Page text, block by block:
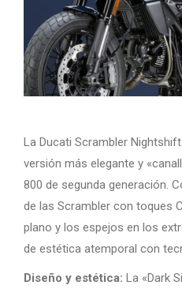
La Ducati Scrambler
versión más elegante y
800 de segunda generación.
de las Scrambler con toques
plano y los espejos en los
de estética atemporal con
Diseño y estética: La «Dark